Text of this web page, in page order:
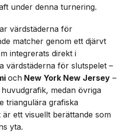
under denna turnering.
värdstäderna för
matcher genom ett djärvt
integrerats direkt i
värdstäderna för slutspelet –
och New York New Jersey –
medan övriga
triangulära grafiska
är ett visuellt berättande som
yta.